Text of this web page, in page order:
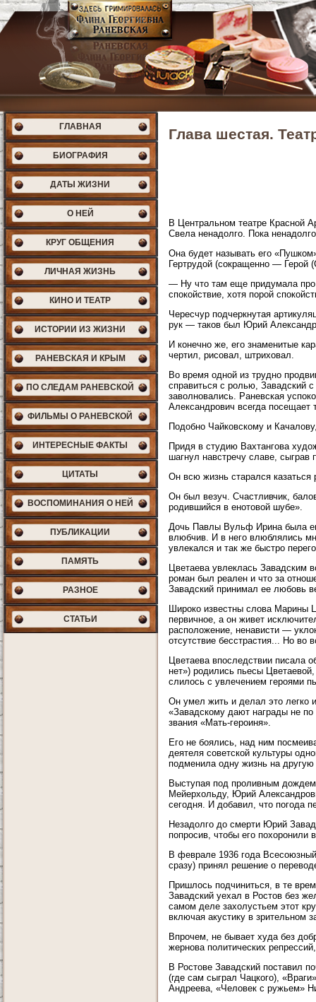
ГЛАВНАЯ
БИОГРАФИЯ
ДАТЫ ЖИЗНИ
О НЕЙ
КРУГ ОБЩЕНИЯ
ЛИЧНАЯ ЖИЗНЬ
КИНО И ТЕАТР
ИСТОРИИ ИЗ ЖИЗНИ
РАНЕВСКАЯ И КРЫМ
ПО СЛЕДАМ РАНЕВСКОЙ
ФИЛЬМЫ О РАНЕВСКОЙ
ИНТЕРЕСНЫЕ ФАКТЫ
ЦИТАТЫ
ВОСПОМИНАНИЯ О НЕЙ
ПУБЛИКАЦИИ
ПАМЯТЬ
РАЗНОЕ
СТАТЬИ
Глава шестая.
В Центральном театре Красной
Свела ненадолго. Пока
Она будет называть его
Гертрудой (сокращенно — Герой
— Ну что там еще придумала про
спокойствие, хотя порой
Чересчур подчеркнутая
рук — таков был Юрий
И конечно же, его знаменитые
чертил, рисовал, штриховал.
Во время одной из трудно
справиться с ролью, Завадский
заволновались. Раневская
Александрович всегда посещает
Подобно Чайковскому и
Придя в студию Вахтангова
шагнул навстречу славе, сыграв
Он всю жизнь старался
Он был везуч. Счастливчик,
родившийся в енотовой шубе».
Дочь Павлы Вульф Ирина была
влюбчив. И в него влюблялись
увлекался и так же быстро
Цветаева увлеклась Завадским
роман был реален и что за
Завадский принимал ее любовь
Широко известны слова Марины
первичное, а он живет
расположение, ненависти —
отсутствие бесстрастия... Но во
Цветаева впоследствии писала
нет») родились пьесы
слилось с увлечением героями
Он умел жить и делал это легко
«Завадскому дают награды не
звания «Мать-героиня».
Его не боялись, над ним
деятеля советской культуры
подменила одну жизнь на
Выступая под проливным
Мейерхольду, Юрий
сегодня. И добавил, что погода
Незадолго до смерти Юрий
попросив, чтобы его похоронили
В феврале 1936 года
сразу) принял решение о
Пришлось подчиниться, в те
Завадский уехал в Ростов без
самом деле захолустьем этот
включая акустику в зрительном
Впрочем, не бывает худа без
жернова политических
В Ростове Завадский поставил
(где сам сыграл Чацкого),
Андреева, «Человек с ружьем»